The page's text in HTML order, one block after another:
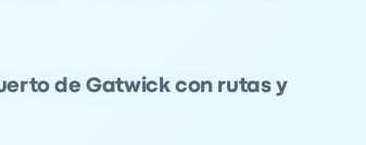
de Gatwick con rutas y